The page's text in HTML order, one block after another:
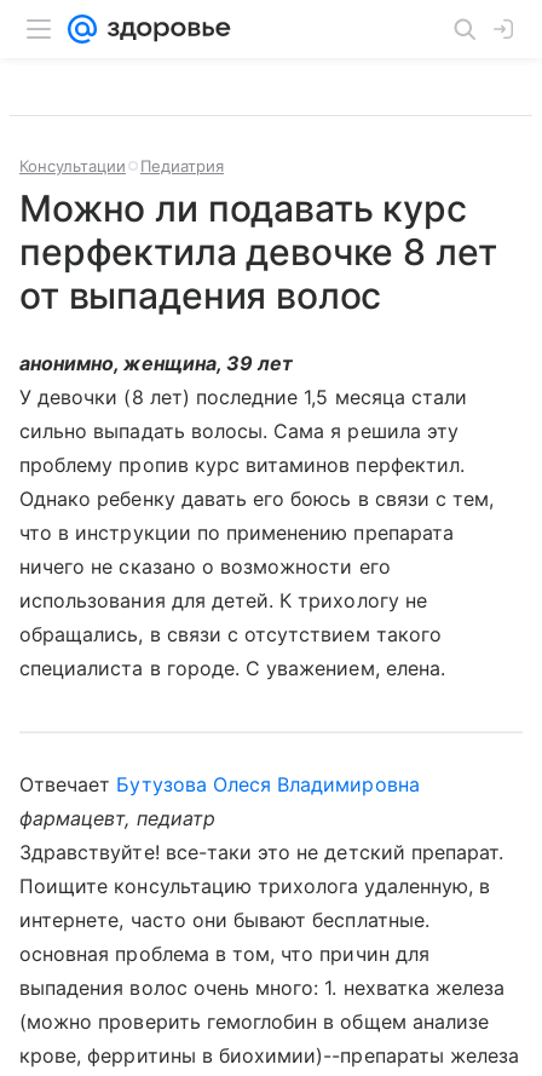
Консультации Педиатрия
Можно ли подавать курс
перфектила девочке 8 лет
от выпадения волос
анонимно, женщина, 39 лет
У девочки (8 лет) последние 1,5 месяца стали
сильно выпадать волосы. Сама я решила эту
проблему пропив курс витаминов перфектил.
Однако ребенку давать его боюсь в связи с тем,
что в инструкции по применению препарата
ничего не сказано о возможности его
использования для детей. К трихологу не
обращались, в связи с отсутствием такого
специалиста в городе. С уважением, елена.
Отвечает Бутузова Олеся Владимировна
фармацевт, педиатр
Здравствуйте! все-таки это не детский препарат.
Поищите консультацию трихолога удаленную, в
интернете, часто они бывают бесплатные.
основная проблема в том, что причин для
выпадения волос очень много: 1. нехватка железа
(можно проверить гемоглобин в общем анализе
крове, ферритины в биохимии)--препараты железа